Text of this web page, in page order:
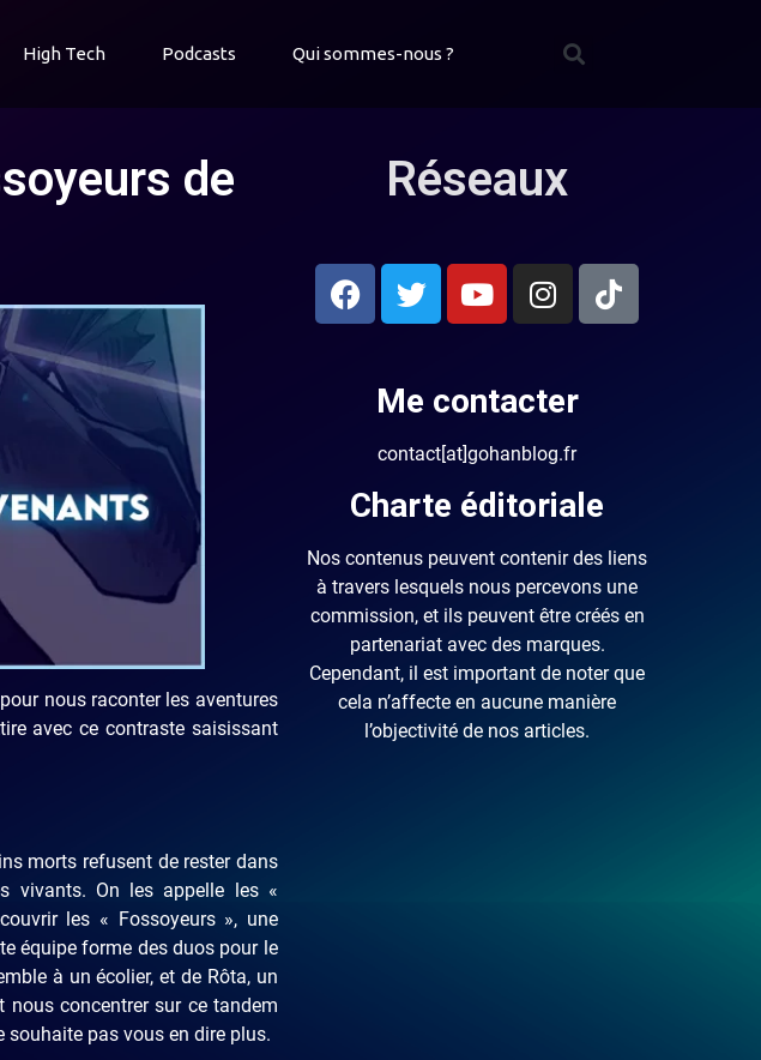
High Tech Podcasts Qui sommes-nous ?
de
nous raconter les aventures
avec ce contraste saisissant
morts refusent de rester dans
vivants. On les appelle les «
les « Fossoyeurs », une
équipe forme des duos pour le
à un écolier, et de Rôta, un
nous concentrer sur ce tandem
pas vous en dire plus.
Réseaux
Me contacter
contact[at]gohanblog.fr
Charte éditoriale
Nos contenus peuvent contenir des liens
à travers lesquels nous percevons une
commission, et ils peuvent être créés en
partenariat avec des marques.
Cependant, il est important de noter que
cela n’affecte en aucune manière
l’objectivité de nos articles.